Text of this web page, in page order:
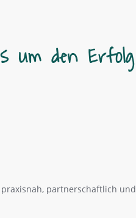
um den
partnerschaftlich